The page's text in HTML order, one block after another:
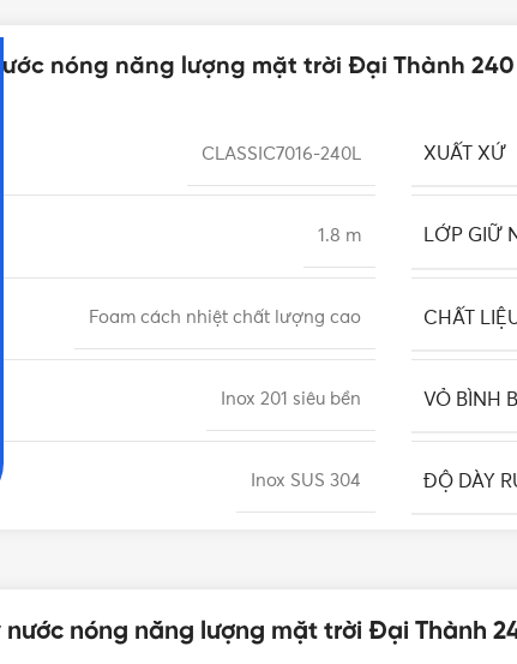
nóng năng lượng mặt trời Đại Thành
CLASSIC7016-240L XUẤT XỨ
1.8 m LỚP GIỮ
Foam cách nhiệt chất lượng cao CHẤT
Inox 201 siêu bền VỎ BÌNH
Inox SUS 304 ĐỘ DÀY
nóng năng lượng mặt trời Đại Thành